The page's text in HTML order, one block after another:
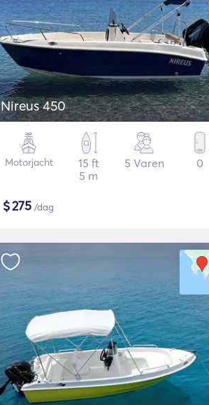
Nireus 450
Motorjacht
15 ft
5 m
5 Varen 0
$275 /dag